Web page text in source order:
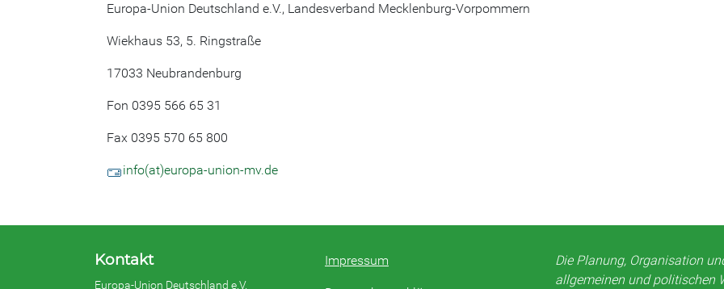
Europa-Union Deutschland e.V., Landesverband Mecklenburg-Vorpommern
Wiekhaus 53, 5. Ringstraße
17033 Neubrandenburg
Fon 0395 566 65 31
Fax 0395 570 65 800
info(at)europa-union-mv.de
Kontakt
Europa-Union Deutschland e.V.
Impressum
Die Planung, Organisation
allgemeinen und politischen